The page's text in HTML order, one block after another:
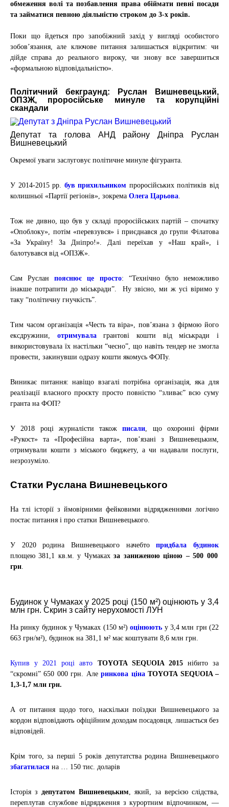
обмеження волі та позбавлення права обіймати певні посади
та займатися певною діяльністю строком до 3-х років.
Поки що йдеться про запобіжний захід у вигляді особистого
зобов’язання, але ключове питання залишається відкритим: чи
дійде справа до реального вироку, чи знову все завершиться
«формальною відповідальністю».
Політичний бекграунд: Руслан Вишневецький,
ОПЗЖ, проросійське минуле та корупційні
скандали
Депутат та голова АНД району Дніпра Руслан
Вишневецький
Окремої уваги заслуговує політичне минуле фігуранта.
У 2014-2015 рр. був прихильником проросійських політиків від
колишньої «Партії регіонів», зокрема Олега Царьова.
Тож не дивно, що був у складі проросійських партій – спочатку
«Опоблоку», потім «перевзувся» і приєднався до групи Філатова
«За Україну! За Дніпро!». Далі переїхав у «Наш край», і
балотувався від «ОПЗЖ».
Сам Русланпояснює це просто: “Технічно було неможливо
інакше потрапити до міськради”. Ну звісно, ми ж усі віримо у
таку “політичну гнучкість”.
Тим часом організація «Честь та віра», пов’язана з фірмою його
ексдружини, отримувалагрантові кошти від міськради і
використовувала їх настільки “чесно”, що навіть тендер не змогла
провести, закинувши одразу кошти якомусь ФОПу.
Виникає питання: навіщо взагалі потрібна організація, яка для
реалізації власного проєкту просто повністю “зливає” всю суму
гранта на ФОП?
У 2018 році журналісти такожписали, що охоронні фірми
«Рукост» та «Професійна варта», пов’язані з Вишневецьким,
отримували кошти з міського бюджету, а чи надавали послуги,
незрозуміло.
Статки Руслана Вишневецького
На тлі історії з ймовірними фейковими відрядженнями логічно
постає питання і про статки Вишневецького.
У 2020 родина Вишневецького начебтопридбала будинок
площею 381,1 кв.м. у Чумакахза заниженою ціною – 500 000
грн.
Будинок у Чумаках у 2025 році (150 м²) оцінюють у 3,4
млн грн. Скрин з сайту нерухомості ЛУН
На ринку будинок у Чумаках (150 м²)оцінюють у 3,4 млн грн (22
663 грн/м²), будинок на 381,1 м² має коштувати 8,6 млн грн.
Купив у 2021 році авто TOYOTA SEQUOIA 2015нібито за
“скромні” 650 000 грн. Алеринкова цінаTOYOTA SEQUOIA –
1,3-1,7 млн грн.
А от питання щодо того, наскільки поїздки Вишневецького за
кордон відповідають офіційним доходам посадовця, лишається без
відповідей.
Крім того, за перші 5 років депутатства родина Вишневецького
збагатилася на … 150 тис. доларів
Історія з депутатом Вишневецьким, який, за версією слідства,
переплутав службове відрядження з курортним відпочинком, —